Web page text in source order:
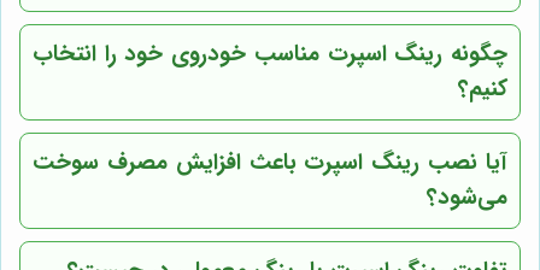
چگونه رینگ اسپرت مناسب خودروی خود را انتخاب
کنیم؟
آیا نصب رینگ اسپرت باعث افزایش مصرف سوخت
می‌شود؟